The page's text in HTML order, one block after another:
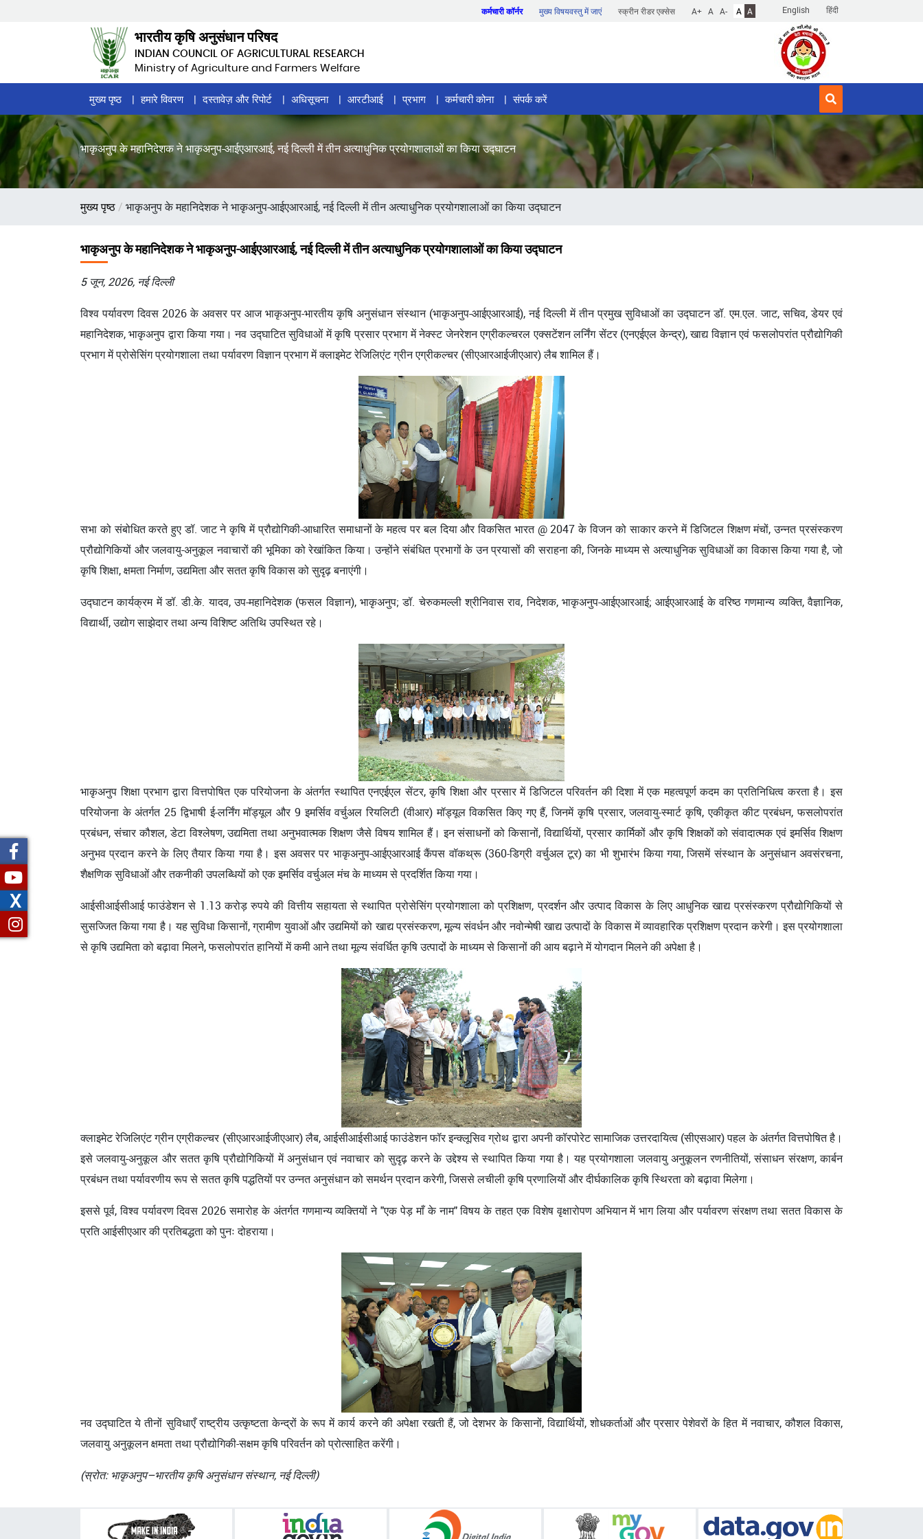
English हिंदी
कर्मचारी कॉर्नर मुख्य विषयवस्तु में जाएं स्क्रीन रीडर एक्सेस A+ A A- A A
भारतीय कृषि अनुसंधान परिषद
INDIAN COUNCIL OF AGRICULTURAL RESEARCH
Ministry of Agriculture and Farmers Welfare
Home
Page
Menu
मुख्य पृष्ठ हमारे विवरण दस्तावेज़ और रिपोर्ट अधिसूचना आरटीआई प्रभाग कर्मचारी कोना संपर्क करें
भाकृअनुप के महानिदेशक ने भाकृअनुप-आईएआरआई, नई दिल्ली में तीन अत्याधुनिक प्रयोगशालाओं का किया उद्घाटन
पग
मुख्य पृष्ठ भाकृअनुप के महानिदेशक ने भाकृअनुप-आईएआरआई, नई दिल्ली में तीन अत्याधुनिक प्रयोगशालाओं का किया उद्घाटन
भाकृअनुप के महानिदेशक ने भाकृअनुप-आईएआरआई, नई दिल्ली में तीन अत्याधुनिक प्रयोगशालाओं का किया उद्घाटन
5 जून, 2026, नई दिल्ली
विश्व पर्यावरण दिवस 2026 के अवसर पर आज भाकृअनुप-भारतीय कृषि अनुसंधान संस्थान (भाकृअनुप-आईएआरआई), नई दिल्ली में तीन प्रमुख सुविधाओं का उद्घाटन डॉ. एम.एल. जाट, सचिव, डेयर एवं
महानिदेशक, भाकृअनुप द्वारा किया गया। नव उद्घाटित सुविधाओं में कृषि प्रसार प्रभाग में नेक्स्ट जेनरेशन एग्रीकल्चरल एक्सटेंशन लर्निंग सेंटर (एनएईएल केन्द्र), खाद्य विज्ञान एवं फसलोपरांत प्रौद्योगिकी
प्रभाग में प्रोसेसिंग प्रयोगशाला तथा पर्यावरण विज्ञान प्रभाग में क्लाइमेट रेजिलिएंट ग्रीन एग्रीकल्चर (सीएआरआईजीएआर) लैब शामिल हैं।
सभा को संबोधित करते हुए डॉ. जाट ने कृषि में प्रौद्योगिकी-आधारित समाधानों के महत्व पर बल दिया और विकसित भारत @ 2047 के विजन को साकार करने में डिजिटल शिक्षण मंचों, उन्नत प्रसंस्करण
प्रौद्योगिकियों और जलवायु-अनुकूल नवाचारों की भूमिका को रेखांकित किया। उन्होंने संबंधित प्रभागों के उन प्रयासों की सराहना की, जिनके माध्यम से अत्याधुनिक सुविधाओं का विकास किया गया है, जो
कृषि शिक्षा, क्षमता निर्माण, उद्यमिता और सतत कृषि विकास को सुदृढ़ बनाएंगी।
उद्घाटन कार्यक्रम में डॉ. डी.के. यादव, उप-महानिदेशक (फसल विज्ञान), भाकृअनुप; डॉ. चेरुकमल्ली श्रीनिवास राव, निदेशक, भाकृअनुप-आईएआरआई; आईएआरआई के वरिष्ठ गणमान्य व्यक्ति, वैज्ञानिक,
विद्यार्थी, उद्योग साझेदार तथा अन्य विशिष्ट अतिथि उपस्थित रहे।
भाकृअनुप शिक्षा प्रभाग द्वारा वित्तपोषित एक परियोजना के अंतर्गत स्थापित एनएईएल सेंटर, कृषि शिक्षा और प्रसार में डिजिटल परिवर्तन की दिशा में एक महत्वपूर्ण कदम का प्रतिनिधित्व करता है। इस
परियोजना के अंतर्गत 25 द्विभाषी ई-लर्निंग मॉड्यूल और 9 इमर्सिव वर्चुअल रियलिटी (वीआर) मॉड्यूल विकसित किए गए हैं, जिनमें कृषि प्रसार, जलवायु-स्मार्ट कृषि, एकीकृत कीट प्रबंधन, फसलोपरांत
प्रबंधन, संचार कौशल, डेटा विश्लेषण, उद्यमिता तथा अनुभवात्मक शिक्षण जैसे विषय शामिल हैं। इन संसाधनों को किसानों, विद्यार्थियों, प्रसार कार्मिकों और कृषि शिक्षकों को संवादात्मक एवं इमर्सिव शिक्षण
अनुभव प्रदान करने के लिए तैयार किया गया है। इस अवसर पर भाकृअनुप-आईएआरआई कैंपस वॉकथ्रू (360-डिग्री वर्चुअल टूर) का भी शुभारंभ किया गया, जिसमें संस्थान के अनुसंधान अवसंरचना,
शैक्षणिक सुविधाओं और तकनीकी उपलब्धियों को एक इमर्सिव वर्चुअल मंच के माध्यम से प्रदर्शित किया गया।
आईसीआईसीआई फाउंडेशन से 1.13 करोड़ रुपये की वित्तीय सहायता से स्थापित प्रोसेसिंग प्रयोगशाला को प्रशिक्षण, प्रदर्शन और उत्पाद विकास के लिए आधुनिक खाद्य प्रसंस्करण प्रौद्योगिकियों से
सुसज्जित किया गया है। यह सुविधा किसानों, ग्रामीण युवाओं और उद्यमियों को खाद्य प्रसंस्करण, मूल्य संवर्धन और नवोन्मेषी खाद्य उत्पादों के विकास में व्यावहारिक प्रशिक्षण प्रदान करेगी। इस प्रयोगशाला
से कृषि उद्यमिता को बढ़ावा मिलने, फसलोपरांत हानियों में कमी आने तथा मूल्य संवर्धित कृषि उत्पादों के माध्यम से किसानों की आय बढ़ाने में योगदान मिलने की अपेक्षा है।
क्लाइमेट रेजिलिएंट ग्रीन एग्रीकल्चर (सीएआरआईजीएआर) लैब, आईसीआईसीआई फाउंडेशन फॉर इन्क्लूसिव ग्रोथ द्वारा अपनी कॉरपोरेट सामाजिक उत्तरदायित्व (सीएसआर) पहल के अंतर्गत वित्तपोषित है।
इसे जलवायु-अनुकूल और सतत कृषि प्रौद्योगिकियों में अनुसंधान एवं नवाचार को सुदृढ़ करने के उद्देश्य से स्थापित किया गया है। यह प्रयोगशाला जलवायु अनुकूलन रणनीतियों, संसाधन संरक्षण, कार्बन
प्रबंधन तथा पर्यावरणीय रूप से सतत कृषि पद्धतियों पर उन्नत अनुसंधान को समर्थन प्रदान करेगी, जिससे लचीली कृषि प्रणालियों और दीर्घकालिक कृषि स्थिरता को बढ़ावा मिलेगा।
इससे पूर्व, विश्व पर्यावरण दिवस 2026 समारोह के अंतर्गत गणमान्य व्यक्तियों ने "एक पेड़ माँ के नाम" विषय के तहत एक विशेष वृक्षारोपण अभियान में भाग लिया और पर्यावरण संरक्षण तथा सतत विकास के
प्रति आईसीएआर की प्रतिबद्धता को पुनः दोहराया।
नव उद्घाटित ये तीनों सुविधाएँ राष्ट्रीय उत्कृष्टता केन्द्रों के रूप में कार्य करने की अपेक्षा रखती हैं, जो देशभर के किसानों, विद्यार्थियों, शोधकर्ताओं और प्रसार पेशेवरों के हित में नवाचार, कौशल विकास,
जलवायु अनुकूलन क्षमता तथा प्रौद्योगिकी-सक्षम कृषि परिवर्तन को प्रोत्साहित करेंगी।
(स्रोत: भाकृअनुप–भारतीय कृषि अनुसंधान संस्थान, नई दिल्ली)
X